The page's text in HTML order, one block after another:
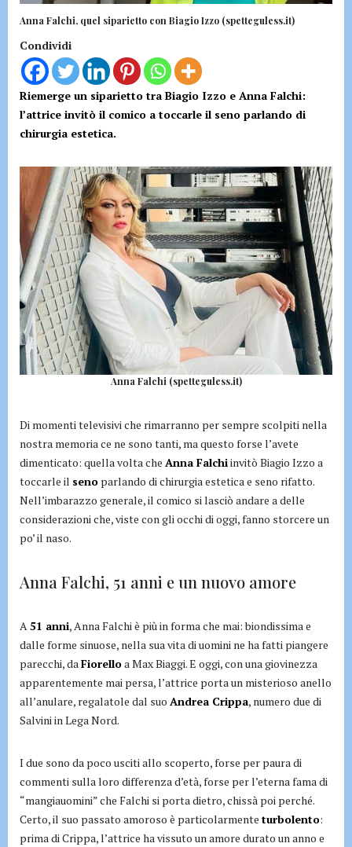
Anna Falchi, quel siparietto con Biagio Izzo (spetteguless.it)
Condividi
Riemerge un siparietto tra Biagio Izzo e Anna Falchi:
l’attrice invitò il comico a toccarle il seno parlando di
chirurgia estetica.
Anna Falchi (spetteguless.it)
Di momenti televisivi che rimarranno per sempre scolpiti nella
nostra memoria ce ne sono tanti, ma questo forse l’avete
dimenticato: quella volta che Anna Falchiinvitò Biagio Izzo a
toccarle il seno parlando di chirurgia estetica e seno rifatto.
Nell’imbarazzo generale, il comico si lasciò andare a delle
considerazioni che, viste con gli occhi di oggi, fanno storcere un
po’ il naso.
Anna Falchi, 51 anni e un nuovo amore
A51 anni, Anna Falchi è più in forma che mai: biondissima e
dalle forme sinuose, nella sua vita di uomini ne ha fatti piangere
parecchi, daFiorelloa Max Biaggi. E oggi, con una giovinezza
apparentemente mai persa, l’attrice porta un misterioso anello
all’anulare, regalatole dal suo Andrea Crippa, numero due di
Salvini in Lega Nord.
I due sono da poco usciti allo scoperto, forse per paura di
commenti sulla loro differenza d’età, forse per l’eterna fama di
“mangiauomini” che Falchi si porta dietro, chissà poi perché.
Certo, il suo passato amoroso è particolarmente turbolento:
prima di Crippa, l’attrice ha vissuto un amore durato un anno e